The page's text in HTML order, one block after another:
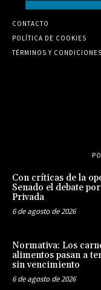
CONTACTO
POLÍTICA DE COOKIES
TÉRMINOS Y
Con críticas de la
Senado el debate
Privada
6 de agosto de 2026
Normativa: Los
alimentos pasan a
sin vencimiento
6 de agosto de 2026